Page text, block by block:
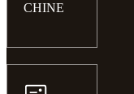
CHINE